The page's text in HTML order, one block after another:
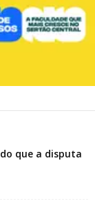
que a disputa